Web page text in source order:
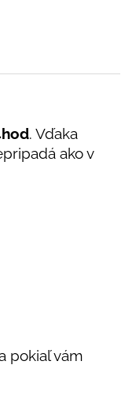
. Vďaka
ako v
pokiaľ vám